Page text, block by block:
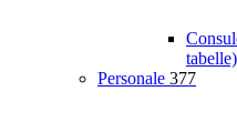
tabelle)
Personale 377